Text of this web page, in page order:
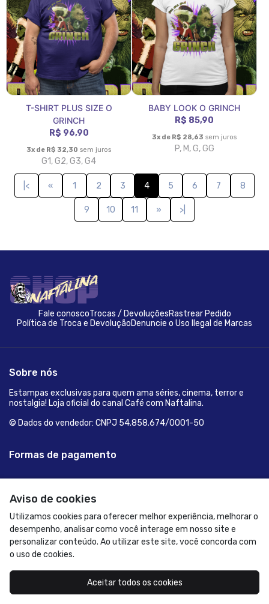
T-SHIRT PLUS SIZE O
GRINCH
R$ 96,90
3x de R$ 32,30 sem juros
G1, G2, G3, G4
BABY LOOK O GRINCH
R$ 85,90
3x de R$ 28,63 sem juros
P, M, G, GG
|< « 1 2 3 4 5 6 7 8
9 10 11 » >|
Aviso de cookies
Utilizamos cookies para oferecer melhor experiência, melhorar o
desempenho, analisar como você interage em nosso site e
personalizar conteúdo. Ao utilizar este site, você concorda com
o uso de cookies.
Aceitar todos os cookies
Fale conoscoTrocas / DevoluçõesRastrear Pedido
Política de Troca e DevoluçãoDenuncie o Uso Ilegal de Marcas
Sobre nós
Estampas exclusivas para quem ama séries, cinema, terror e
nostalgia! Loja oficial do canal Café com Naftalina.
© Dados do vendedor: CNPJ 54.858.674/0001-50
Formas de pagamento
Acompanhe-nos: